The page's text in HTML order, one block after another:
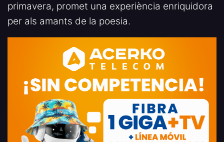
primavera, promet una experiència enriquidora
per als amants de la poesia.